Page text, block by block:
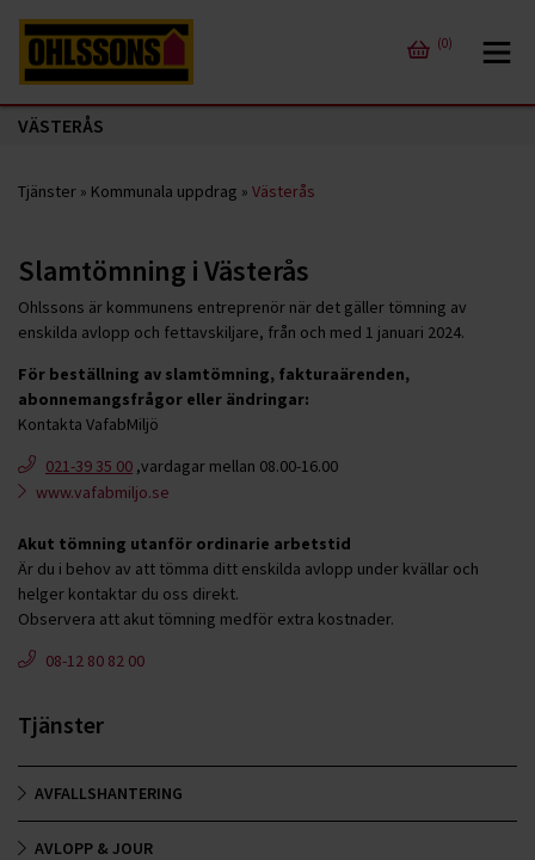
(0)
VÄSTERÅS
Tjänster » Kommunala uppdrag » Västerås
Slamtömning i Västerås
Ohlssons är kommunens entreprenör när det gäller tömning av
enskilda avlopp och fettavskiljare, från och med 1 januari 2024.
För beställning av slamtömning, fakturaärenden,
abonnemangsfrågor eller ändringar:
Kontakta VafabMiljö
021-39 35 00 ,vardagar mellan 08.00-16.00
www.vafabmiljo.se
Akut tömning utanför ordinarie arbetstid
Är du i behov av att tömma ditt enskilda avlopp under kvällar och
helger kontaktar du oss direkt.
Observera att akut tömning medför extra kostnader.
08-12 80 82 00
Tjänster
AVFALLSHANTERING
AVLOPP & JOUR